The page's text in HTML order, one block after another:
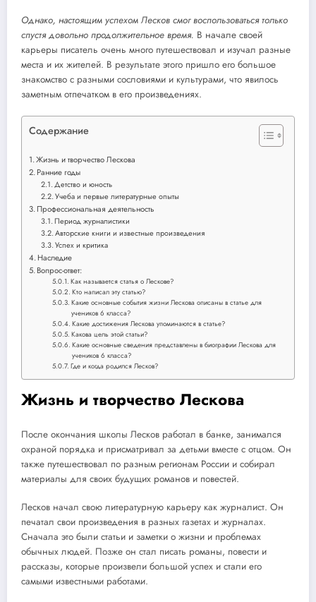
Однако, настоящим успехом Лесков смог воспользоваться только
спустя довольно продолжительное время. В начале своей
карьеры писатель очень много путешествовал и изучал разные
места и их жителей. В результате этого пришло его большое
знакомство с разными сословиями и культурами, что явилось
заметным отпечатком в его произведениях.
Содержание
Жизнь и творчество Лескова
Ранние годы
Детство и юность
Учеба и первые литературные опыты
Профессиональная деятельность
Период журналистики
Авторские книги и известные произведения
Успех и критика
Наследие
Вопрос-ответ:
Как называется статья о Лескове?
Кто написал эту статью?
Какие основные события жизни Лескова описаны в статье для
учеников 6 класса?
Какие достижения Лескова упоминаются в статье?
Какова цель этой статьи?
Какие основные сведения представлены в биографии Лескова для
учеников 6 класса?
Где и когда родился Лесков?
Жизнь и творчество Лескова
После окончания школы Лесков работал в банке, занимался
охраной порядка и присматривал за детьми вместе с отцом. Он
также путешествовал по разным регионам России и собирал
материалы для своих будущих романов и повестей.
Лесков начал свою литературную карьеру как журналист. Он
печатал свои произведения в разных газетах и журналах.
Сначала это были статьи и заметки о жизни и проблемах
обычных людей. Позже он стал писать романы, повести и
рассказы, которые произвели большой успех и стали его
самыми известными работами.